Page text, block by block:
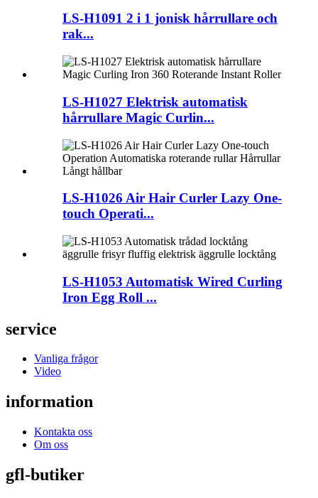
LS-H1091 2 i 1 jonisk hårrullare och
rak...
LS-H1027 Elektrisk automatisk
hårrullare Magic Curlin...
LS-H1026 Air Hair Curler Lazy One-
touch Operati...
LS-H1053 Automatisk Wired Curling
Iron Egg Roll ...
service
Vanliga frågor
Video
information
Kontakta oss
Om oss
gfl-butiker